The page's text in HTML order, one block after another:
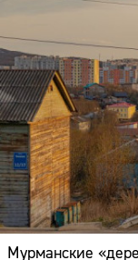
Мурманские